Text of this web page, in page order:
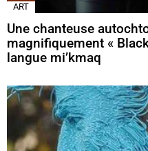
ART
Une chanteuse
magnifiquement «
langue mi’kmaq